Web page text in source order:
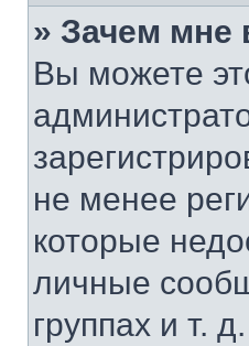
» Зачем мне
Вы можете
не менее
которые
личные
группах и т.